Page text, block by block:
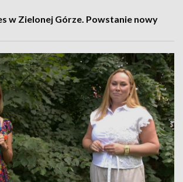
w Zielonej Górze. Powstanie nowy